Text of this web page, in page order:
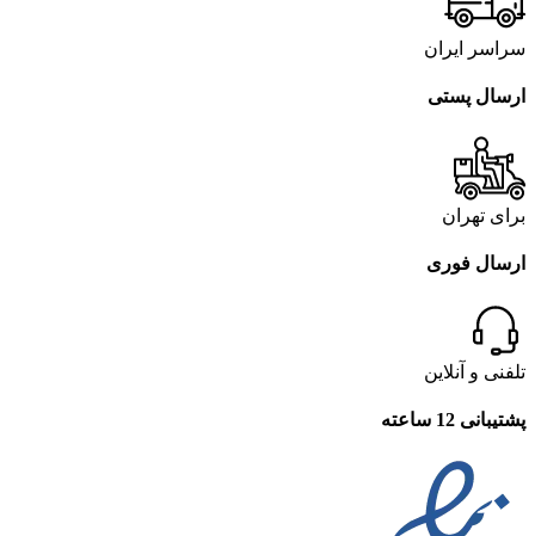
سراسر ایران
ارسال پستی
برای تهران
ارسال فوری
تلفنی و آنلاین
پشتیبانی 12 ساعته